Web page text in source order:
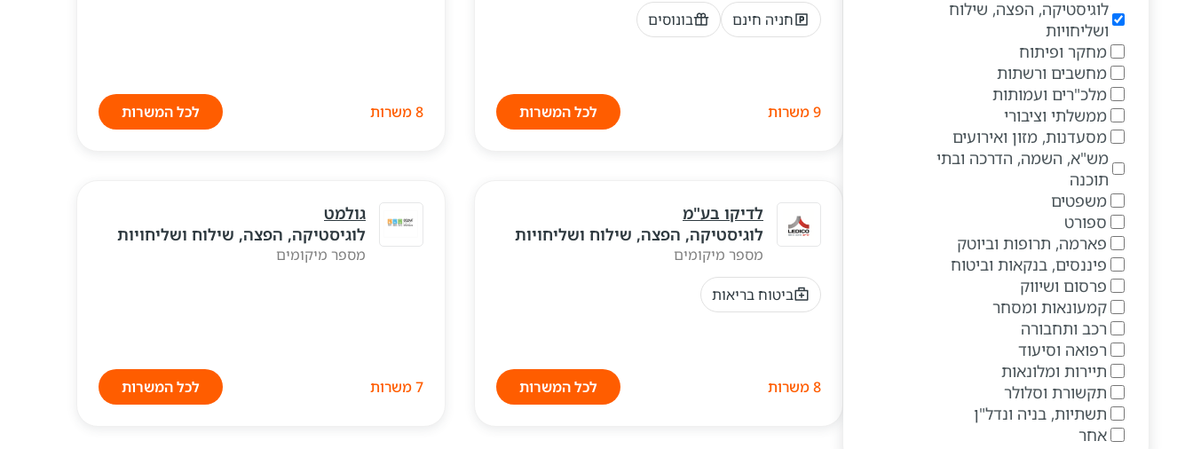
לוגיסטיקה, הפצה, שילוח
ושליחויות
מחקר ופיתוח
מחשבים ורשתות
מלכ"רים ועמותות
ממשלתי וציבורי
מסעדנות, מזון ואירועים
מש"א, השמה, הדרכה ובתי
תוכנה
משפטים
ספורט
פארמה, תרופות וביוטק
פיננסים, בנקאות וביטוח
פרסום ושיווק
קמעונאות ומסחר
רכב ותחבורה
רפואה וסיעוד
תיירות ומלונאות
תקשורת וסלולר
תשתיות, בניה ונדל"ן
אחר
חניה חינם בונוסים
9 משרות לכל המשרות 8 משרות לכל המשרות
לדיקו בע"מ
לוגיסטיקה, הפצה, שילוח ושליחויות
מספר מיקומים
ביטוח בריאות
8 משרות לכל המשרות
גולמט
לוגיסטיקה, הפצה, שילוח ושליחויות
מספר מיקומים
7 משרות לכל המשרות